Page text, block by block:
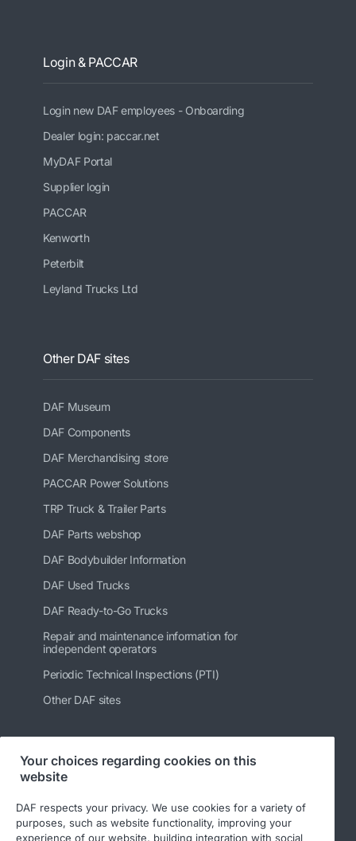
Login & PACCAR
Login new DAF employees - Onboarding
Dealer login: paccar.net
MyDAF Portal
Supplier login
PACCAR
Kenworth
Peterbilt
Leyland Trucks Ltd
Other DAF sites
DAF Museum
DAF Components
DAF Merchandising store
PACCAR Power Solutions
TRP Truck & Trailer Parts
DAF Parts webshop
DAF Bodybuilder Information
DAF Used Trucks
DAF Ready-to-Go Trucks
Repair and maintenance information for
independent operators
Periodic Technical Inspections (PTI)
Other DAF sites
Follow us
Your choices regarding cookies on this
website
DAF respects your privacy. We use cookies for a variety of
purposes, such as website functionality, improving your
experience of our website, building integration with social